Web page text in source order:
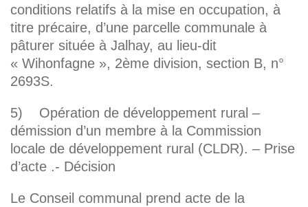
conditions relatifs à la mise en occupation, à
titre précaire, d’une parcelle communale à
pâturer située à Jalhay, au lieu-dit
« Wihonfagne », 2ème division, section B, n°
2693S.
5) Opération de développement rural –
démission d’un membre à la Commission
locale de développement rural (CLDR). – Prise
d’acte .- Décision
Le Conseil communal prend acte de la